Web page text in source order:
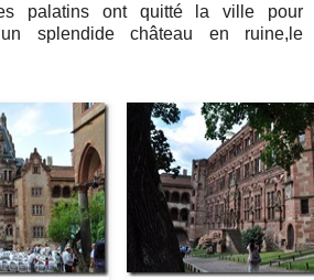
palatins ont quitté la ville pour
splendide château en ruine,le